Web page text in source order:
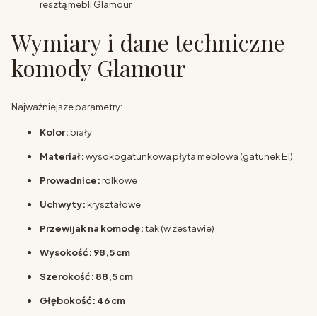
resztą mebli Glamour
Wymiary i dane techniczne
komody Glamour
Najważniejsze parametry:
Kolor: biały
Materiał:wysokogatunkowa płyta meblowa (gatunek E1)
Prowadnice: rolkowe
Uchwyty: kryształowe
Przewijak na komodę:tak (w zestawie)
Wysokość: 98,5 cm
Szerokość: 88,5 cm
Głębokość: 46 cm